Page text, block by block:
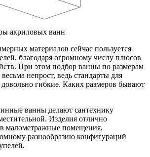
акриловых ванн
материалов сейчас пользуется
благодаря огромному числу плюсов
При этом подбор ванны по размерам
непрост, ведь стандарты для
гибкие. Каких размеров бывают
ванны делают сантехнику
Изделия отлично
малометражные помещения,
разнообразию конфигураций